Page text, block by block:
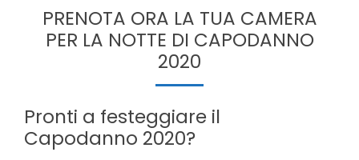
PRENOTA ORA LA TUA CAMERA
PER LA NOTTE DI CAPODANNO
2020
Pronti a festeggiare il
Capodanno 2020?